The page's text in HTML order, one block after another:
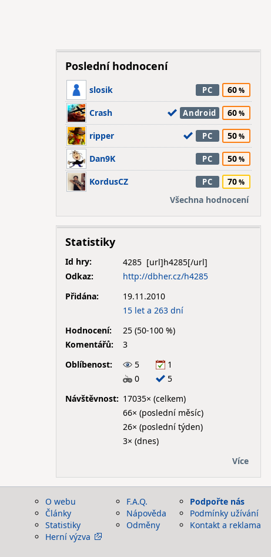
Poslední hodnocení
slosik PC 60
Crash Android 60
ripper PC 50
Dan9K PC 50
KordusCZ PC
70
Všechna hodnocení
Statistiky
Id hry:
4285
Odkaz:
http://dbher.cz/h4285
Přidána:
19.11.2010
15 let a 263 dní
Hodnocení:
25 (50-100 %)
Komentářů:
3
Oblíbenost:
5
1
0
5
Návštěvnost: 17035× (celkem)
66× (poslední měsíc)
26× (poslední týden)
3× (dnes)
Více
O webu
Články
Statistiky
Herní výzva
F.A.Q.
Nápověda
Odměny
Podpořte nás
Podmínky užívání
Kontakt a reklama